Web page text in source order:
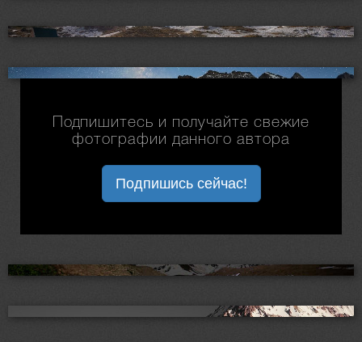
Подпишитесь и получайте свежие
фотографии данного автора
Подпишись сейчас!